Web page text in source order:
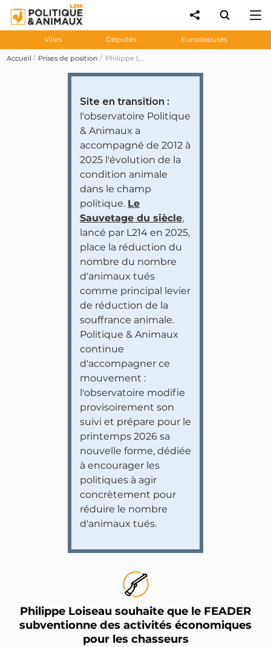
Villes Députés Eurodéputés
Accueil Prises de position Philippe Loiseau souhaite que le FEADER subventionne des activités économiques pour les chasseurs
Site en transition :
l'observatoire Politique
& Animaux a
accompagné de 2012 à
2025 l'évolution de la
condition animale
dans le champ
politique. Le
Sauvetage du siècle,
lancé par L214 en 2025,
place la réduction du
nombre du nombre
d'animaux tués
comme principal levier
de réduction de la
souffrance animale.
Politique & Animaux
continue
d'accompagner ce
mouvement :
l'observatoire modifie
provisoirement son
suivi et prépare pour le
printemps 2026 sa
nouvelle forme, dédiée
à encourager les
politiques à agir
concrètement pour
réduire le nombre
d'animaux tués.
Philippe Loiseau souhaite que le FEADER
subventionne des activités économiques
pour les chasseurs